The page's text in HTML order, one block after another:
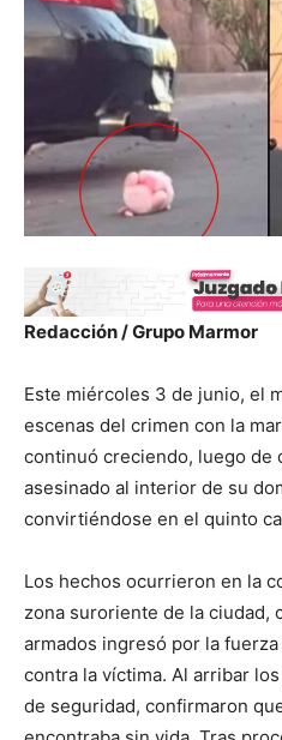
Redacción / Grupo Marmor
Este miércoles 3 de junio, el
escenas del crimen con la
continuó creciendo, luego de
asesinado al interior de su
convirtiéndose en el quinto
Los hechos ocurrieron en la
zona suroriente de la ciudad,
armados ingresó por la
contra la víctima. Al arribar
de seguridad, confirmaron